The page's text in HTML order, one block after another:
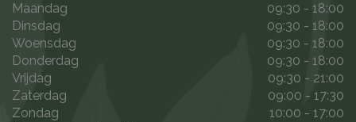
Maandag
09:30 - 18:00
Dinsdag
09:30 - 18:00
Woensdag
09:30 - 18:00
Donderdag
09:30 - 18:00
Vrijdag
09:30 - 21:00
Zaterdag
09:00 - 17:30
Zondag
10:00 - 17:00